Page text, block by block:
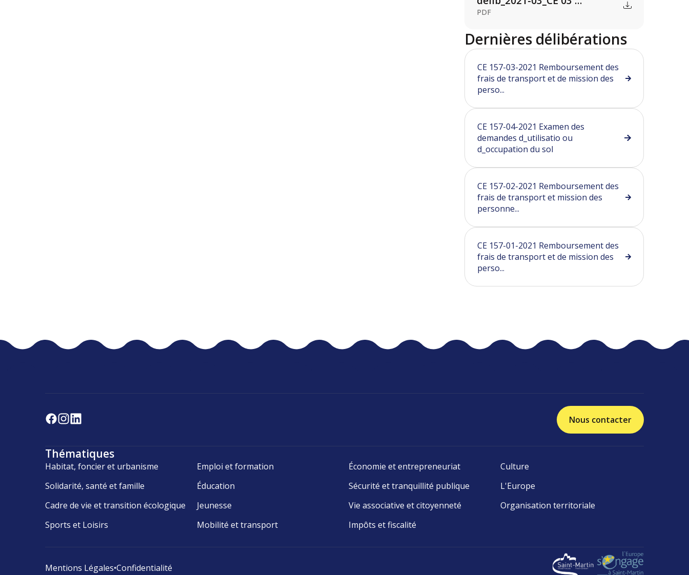
PDF
Dernières délibérations
CE 157-03-2021 Remboursement des
frais de transport et de mission des
perso...
CE 157-04-2021 Examen des
demandes d_utilisatio ou
d_occupation du sol
CE 157-02-2021 Remboursement des
frais de transport et mission des
personne...
CE 157-01-2021 Remboursement des
frais de transport et de mission des
perso...
Nous contacter
Thématiques
Habitat, foncier et urbanisme Emploi et formation Économie et entrepreneuriat
Culture
Solidarité, santé et famille
Éducation Sécurité et tranquillité publique
L'Europe
Cadre de vie et transition écologique
Jeunesse Vie associative et citoyenneté
Organisation territoriale
Sports et Loisirs
Mobilité et transport Impôts et fiscalité
Mentions Légales•Confidentialité